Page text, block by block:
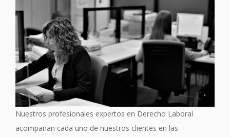
Nuestros profesionales expertos en Derecho Laboral
acompañan cada uno de nuestros clientes en las